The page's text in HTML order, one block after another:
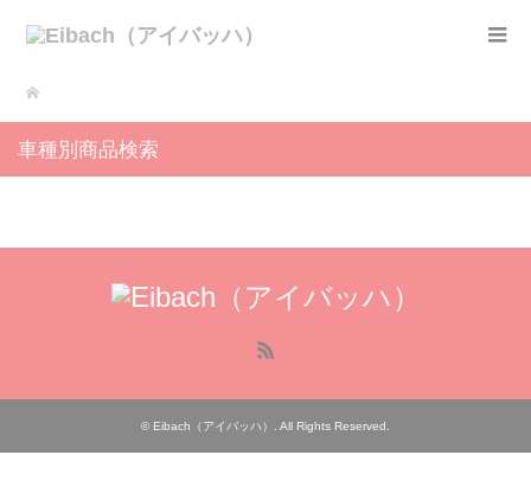
車種別商品検索
© Eibach（アイバッハ） . All Rights Reserved.